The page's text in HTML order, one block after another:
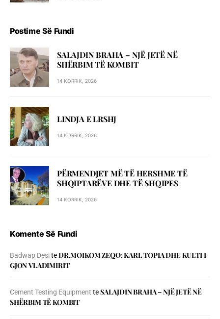
Postime Së Fundi
SALAJDIN BRAHA – NJЁ JETЁ NЁ
SHЁRBIM TЁ KOMBIT
14 KORRIK, 2026
LINDJA E LRSHJ
14 KORRIK, 2026
PËRMENDJET MË TË HERSHME TË
SHQIPTARËVE DHE TË SHQIPES
14 KORRIK, 2026
Komente Së Fundi
Badwap DesiteDR.MOIKOM ZEQO: KARL TOPIA DHE KULTI I
GJON VLADIMIRIT
Cement Testing Equipment teSALAJDIN BRAHA – NJЁ JETЁ NЁ
SHЁRBIM TЁ KOMBIT